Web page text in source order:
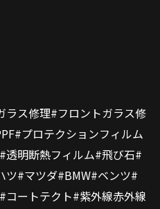
ス修理#フロントガラス修
プロテクションフィルム
明断熱フィルム#飛び石#
ツ#マツダ#BMW#ベンツ#
コートテクト#紫外線赤外線